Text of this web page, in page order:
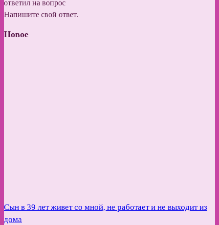
ответил на вопрос
Напишите свой ответ.
Новое
Сын в 39 лет живет со мной, не работает и не выходит из
дома